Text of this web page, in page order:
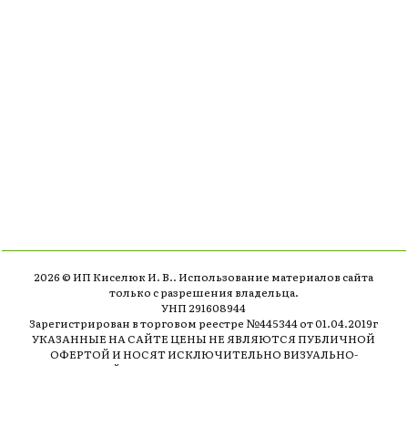
2026 © ИП Киселюк И. В.. Использование материалов сайта
только с разрешения владельца.
УНП 291608944
Зарегистрирован в торговом реестре №445344 от 01.04.2019г
УКАЗАННЫЕ НА САЙТЕ ЦЕНЫ НЕ ЯВЛЯЮТСЯ ПУБЛИЧНОЙ
ОФЕРТОЙ И НОСЯТ ИСКЛЮЧИТЕЛЬНО ВИЗУАЛЬНО-
ТЕХНИЧЕСКИЙ ХАРАКТЕР ДЛЯ ПОДБОРА ШРИФТА , МОГУТ